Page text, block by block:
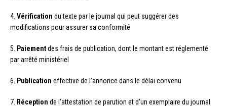
4. Vérification du texte par le journal qui peut suggérer des
modifications pour assurer sa conformité
5. Paiementdes frais de publication, dont le montant est réglementé
par arrêté ministériel
6. Publication effective de l’annonce dans le délai convenu
7. Réception de l’attestation de parution et d’un exemplaire du journal